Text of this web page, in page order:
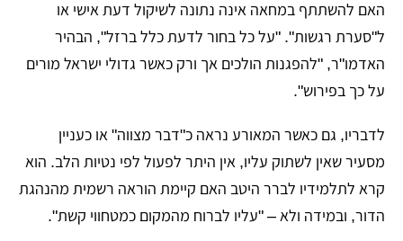
האם להשתתף במחאה אינה נתונה לשיקול דעת אישי או
ל"סערת רגשות". "על כל בחור לדעת כלל ברזל", הבהיר
האדמו"ר, "להפגנות הולכים אך ורק כאשר גדולי ישראל מורים
על כך בפירוש".
​לדבריו, גם כאשר המאורע נראה כ"דבר מצווה" או כעניין
מסעיר שאין לשתוק עליו, אין היתר לפעול לפי נטיות הלב. הוא
קרא לתלמידיו לברר היטב האם קיימת הוראה רשמית מהנהגת
הדור, ובמידה ולא – "עליו לברוח מהמקום כמטחווי קשת".